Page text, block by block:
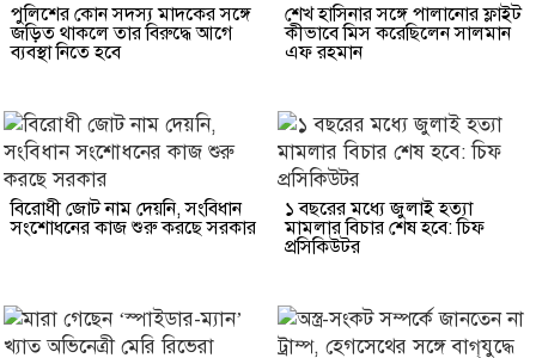
পুলিশের কোন সদস্য মাদকের সঙ্গে
জড়িত থাকলে তার বিরুদ্ধে আগে
ব্যবস্থা নিতে হবে
শেখ হাসিনার সঙ্গে পালানোর ফ্লাইট
কীভাবে মিস করেছিলেন সালমান
এফ রহমান
বিরোধী জোট নাম দেয়নি, সংবিধান
সংশোধনের কাজ শুরু করছে সরকার
১ বছরের মধ্যে জুলাই হত্যা
মামলার বিচার শেষ হবে: চিফ
প্রসিকিউটর